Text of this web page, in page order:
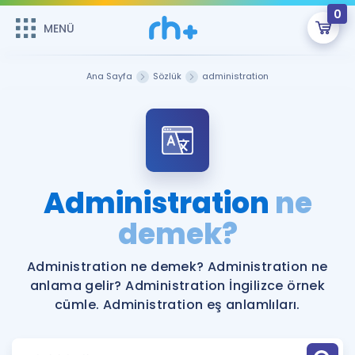
MENÜ
0
Şifremi Hatırlamıyorum
Sepetin Şu An Boş.
Remzi Hoca ile seni sınava hazırlayacak onlarca eğitim seni
bekliyor!
MENÜ
Katılımcı Görüşleri
Faydalı Araçlar
Ücretsiz Kaynaklar
İngilizce Gramer
Ana Sayfa Sözlük administration
Administration ne
demek?
Administration ne demek? Administration ne
anlama gelir? Administration İngilizce örnek
cümle. Administration eş anlamlıları.